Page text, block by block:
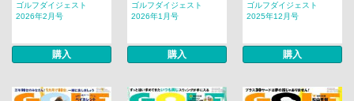
ゴルフダイジェスト
2026年2月号
購入
ゴルフダイジェスト
2026年1月号
購入
ゴルフダイジェスト
2025年12月号
購入